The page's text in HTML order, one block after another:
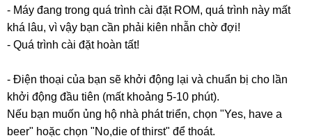
- Máy đang trong quá trình cài đặt ROM, quá trình này mất
khá lâu, vì vậy bạn cần phải kiên nhẫn chờ đợi!
- Quá trình cài đặt hoàn tất!
- Điện thoại của bạn sẽ khởi động lại và chuẩn bị cho lần
khởi động đầu tiên (mất khoảng 5-10 phút).
Nếu bạn muốn ủng hộ nhà phát triển, chọn "Yes, have a
beer" hoặc chọn "No,die of thirst" để thoát.